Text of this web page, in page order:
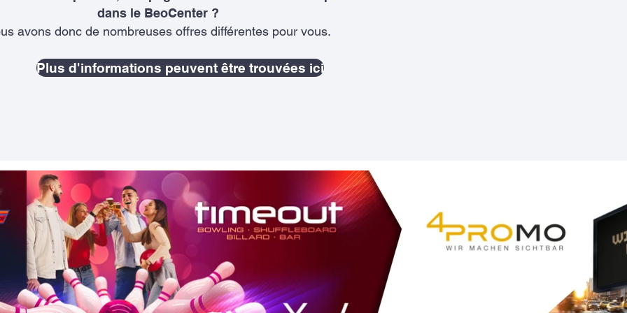
dans le BeoCenter ?
avons donc de nombreuses offres différentes pour vous.
Plus d'informations peuvent être trouvées ici